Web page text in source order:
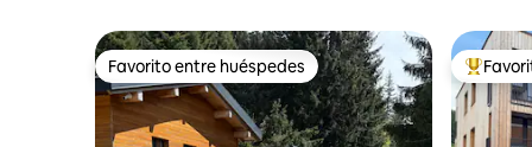
Favorito entre huéspedes
Favorito entre huéspedes